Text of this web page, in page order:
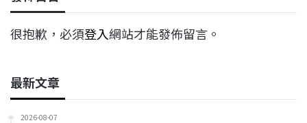
很抱歉，必須登入網站才能發佈留言。
最新文章
2026-08-07